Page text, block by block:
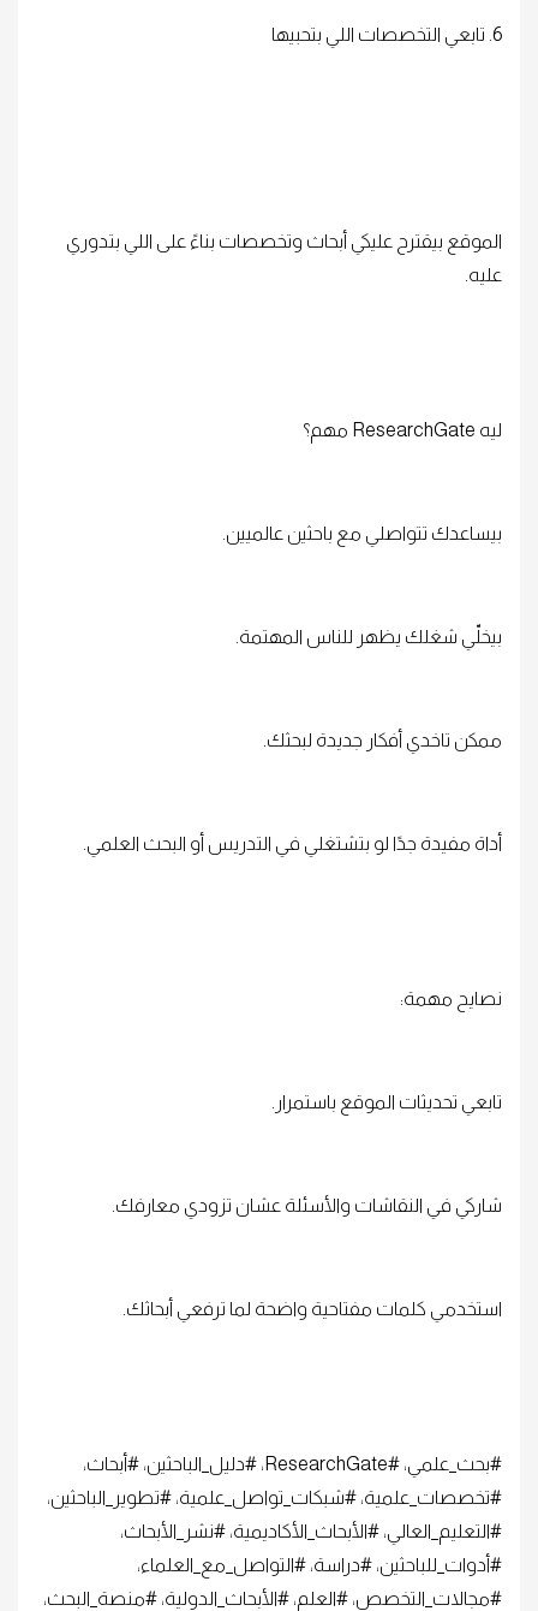
6. تابعي التخصصات اللي بتحبيها
الموقع بيقترح عليكي أبحاث وتخصصات بناءً على اللي بتدوري
عليه.
ليه ResearchGate مهم؟
بيساعدك تتواصلي مع باحثين عالميين.
بيخلّي شغلك يظهر للناس المهتمة.
ممكن تاخدي أفكار جديدة لبحثك.
أداة مفيدة جدًا لو بتشتغلي في التدريس أو البحث العلمي.
نصايح مهمة:
تابعي تحديثات الموقع باستمرار.
شاركي في النقاشات والأسئلة عشان تزودي معارفك.
استخدمي كلمات مفتاحية واضحة لما ترفعي أبحاثك.
#بحث_علمي، #ResearchGate، #دليل_الباحثين، #أبحاث،
#تخصصات_علمية، #شبكات_تواصل_علمية، #تطوير_الباحثين،
#التعليم_العالي، #الأبحاث_الأكاديمية، #نشر_الأبحاث،
#أدوات_للباحثين، #دراسة، #التواصل_مع_العلماء،
#مجالات_التخصص، #العلم، #الأبحاث_الدولية، #منصة_البحث،